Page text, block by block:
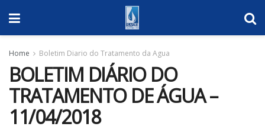
Home Boletim Diario do Tratamento da Agua
BOLETIM DIÁRIO DO
TRATAMENTO DE ÁGUA –
11/04/2018